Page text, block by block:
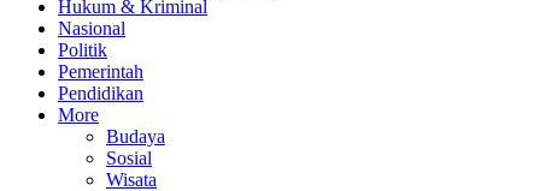
Hukum & Kriminal
Nasional
Politik
Pemerintah
Pendidikan
More
Budaya
Sosial
Wisata